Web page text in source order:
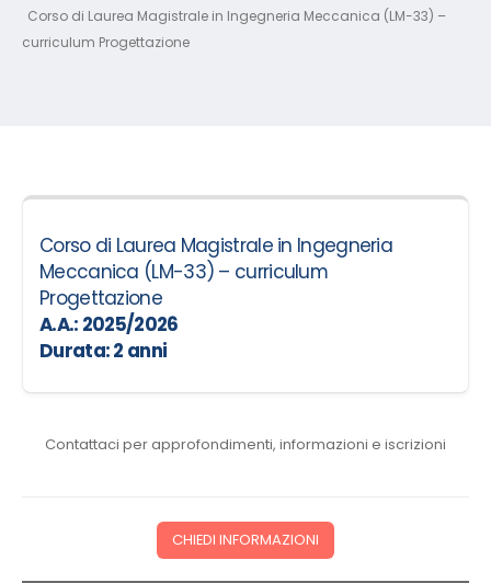
Corso di Laurea Magistrale in Ingegneria Meccanica (LM-33) –
curriculum Progettazione
Corso di Laurea Magistrale in Ingegneria
Meccanica (LM-33) – curriculum
Progettazione
A.A.: 2025/2026
Durata:2 anni
Contattaci per approfondimenti, informazioni e iscrizioni
CHIEDI INFORMAZIONI